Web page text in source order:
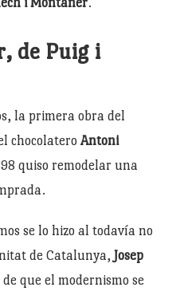
de Puig i
la primera obra del
chocolatero Antoni
quiso remodelar una
se lo hizo al todavía no
de Catalunya, Josep
de que el modernismo se